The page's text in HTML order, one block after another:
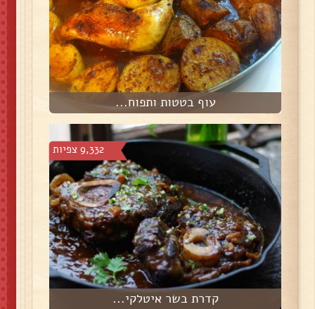
עוף בטטות ותפוח...
9,332 צפיות
קדרת בשר איטלקי...